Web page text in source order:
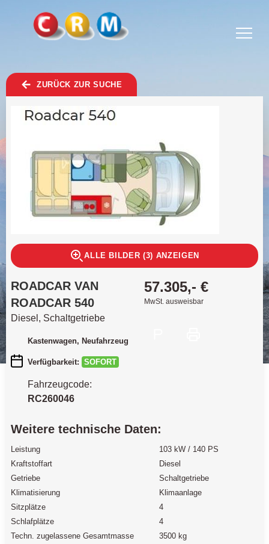
TOGGLE
ZURÜCK ZUR SUCHE
ALLE BILDER (3) ANZEIGEN
ROADCAR VAN
ROADCAR 540
Diesel, Schaltgetriebe
Kastenwagen, Neufahrzeug
Verfügbarkeit: SOFORT
Fahrzeugcode:
RC260046
57.305,- €
MwSt. ausweisbar
Weitere technische Daten:
Leistung
103 kW / 140 PS
Kraftstoffart
Diesel
Getriebe
Schaltgetriebe
Klimatisierung
Klimaanlage
Sitzplätze
4
Schlafplätze
4
Techn. zugelassene Gesamtmasse
3500 kg